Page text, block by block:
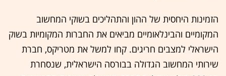
הזמינות היחסית של ההון והתהליכים בשוקי המחשוב
המקומיים והבינלאומיים מביאים את החברות המקומיות בשוק
הישראלי למצבים חריגים. קחו למשל את מטריקס, חברת
שירותי המחשוב הגדולה בבורסה הישראלית, שנסחרת